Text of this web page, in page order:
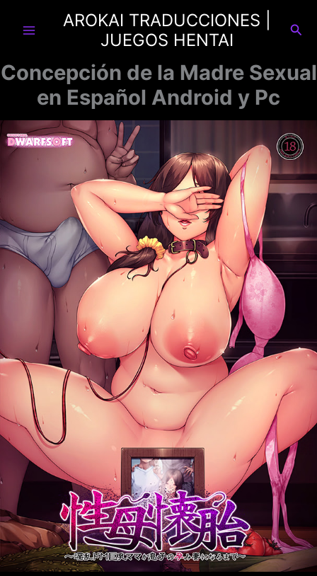
AROKAI TRADUCCIONES |
JUEGOS HENTAI
Concepción de la Madre Sexual
en Español Android y Pc